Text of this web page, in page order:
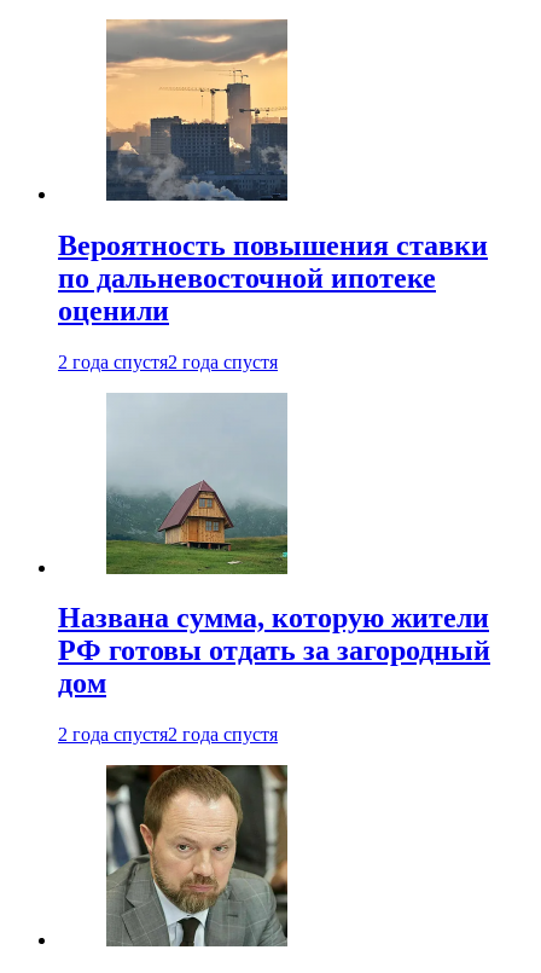
Вероятность повышения ставки
по дальневосточной ипотеке
оценили
2 года спустя2 года спустя
Названа сумма, которую жители
РФ готовы отдать за загородный
дом
2 года спустя2 года спустя